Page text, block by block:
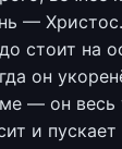
—
стоит на
он
— он весь
и